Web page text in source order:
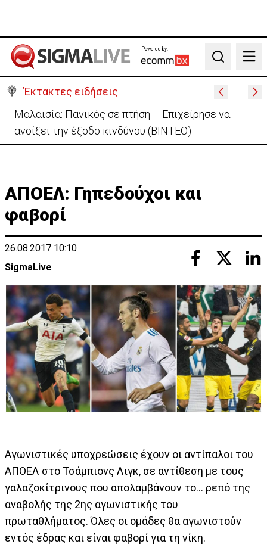
Powered by:
Search
Έκτακτες ειδήσεις
Ξυλοφάγου: Γιατί είπε «όχι» το δικαστήριο στον
πατέρα-Δεν έγινε ακόμα η κηδεία
ΑΠΟΕΛ: Γηπεδούχοι και
φαβορί
26.08.2017 10:10
SigmaLive
Αγωνιστικές υποχρεώσεις έχουν οι αντίπαλοι του
ΑΠΟΕΛ στο Τσάμπιονς Λιγκ, σε αντίθεση με τους
γαλαζοκίτρινους που απολαμβάνουν το… ρεπό της
αναβολής της 2ης αγωνιστικής του
πρωταθλήματος. Όλες οι ομάδες θα αγωνιστούν
εντός έδρας και είναι φαβορί για τη νίκη.